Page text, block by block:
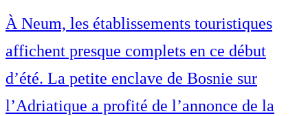
À Neum, les établissements touristiques
affichent presque complets en ce début
d’été. La petite enclave de Bosnie sur
l’Adriatique a profité de l’annonce de la